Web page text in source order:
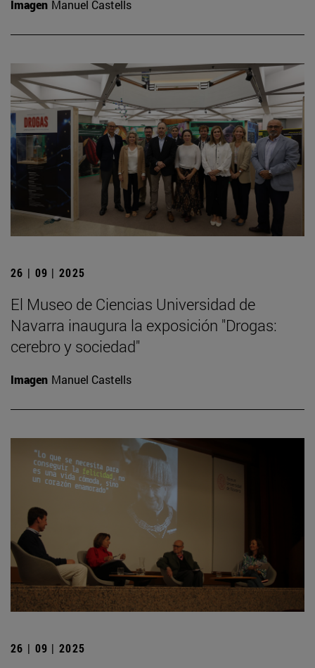
Imagen Manuel Castells
26 | 09 | 2025
El Museo de Ciencias Universidad de
Navarra inaugura la exposición "Drogas:
cerebro y sociedad"
Imagen Manuel Castells
26 | 09 | 2025